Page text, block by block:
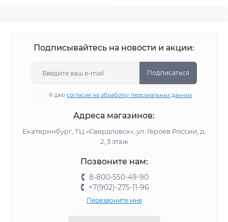
Подписывайтесь на новости и акции:
Подписаться
Я даю согласие на обработку персональных данных
Адреса магазинов:
Екатеринбург, ТЦ «Свердловск», ул. Героев России, д.
2, 3 этаж
Позвоните нам:
8-800-550-49-90
+7(902)-275-11-96
Перезвоните мне